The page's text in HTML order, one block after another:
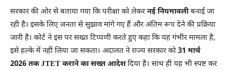
सरकार की ओर से बताया गया कि परीक्षा को लेकरनई नियमावलीबनाई जा
रही है। इसके लिए जनता से सुझाव मांगे गए हैं और अंतिम रूप देने की प्रक्रिया
जारी है। कोर्ट ने इस पर सख्त टिप्पणी करते हुए कहा कि यह गंभीर मामला है,
इसे हल्के में नहीं लिया जा सकता। अदालत ने राज्य सरकार को 31 मार्च
2026 तक JTET कराने का सख्त आदेशदिया है। साथ ही यह भी स्पष्ट कर